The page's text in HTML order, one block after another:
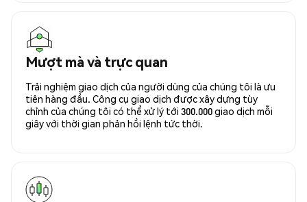
Mượt mà và trực quan
Trải nghiệm giao dịch của người dùng của chúng tôi là ưu
tiên hàng đầu. Công cụ giao dịch được xây dựng tùy
chỉnh của chúng tôi có thể xử lý tới 300.000 giao dịch mỗi
giây với thời gian phản hồi lệnh tức thời.